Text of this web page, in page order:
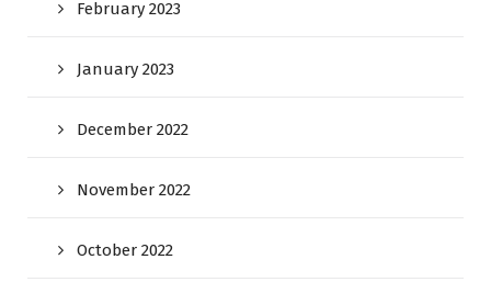
February 2023
January 2023
December 2022
November 2022
October 2022